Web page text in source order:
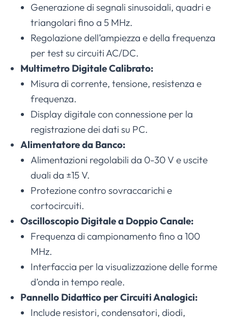
Generazione di segnali sinusoidali, quadri e
triangolari fino a 5 MHz.
Regolazione dell’ampiezza e della frequenza
per test su circuiti AC/DC.
Multimetro Digitale Calibrato:
Misura di corrente, tensione, resistenza e
frequenza.
Display digitale con connessione per la
registrazione dei dati su PC.
Alimentatore da Banco:
Alimentazioni regolabili da 0-30 V e uscite
duali da ±15 V.
Protezione contro sovraccarichi e
cortocircuiti.
Oscilloscopio Digitale a Doppio Canale:
Frequenza di campionamento fino a 100
MHz.
Interfaccia per la visualizzazione delle forme
d’onda in tempo reale.
Pannello Didattico per Circuiti Analogici:
Include resistori, condensatori, diodi,